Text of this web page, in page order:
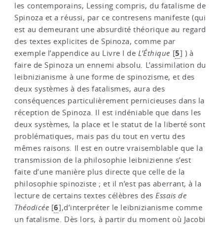
les contemporains, Lessing compris, du fatalisme de
Spinoza et a réussi, par ce contresens manifeste (qui
est au demeurant une absurdité théorique au regard
des textes explicites de Spinoza, comme par
exemple l’appendice au Livre I deL’Éthique [5] ) à
faire de Spinoza un ennemi absolu. L’assimilation du
leibnizianisme à une forme de spinozisme, et des
deux systèmes à des fatalismes, aura des
conséquences particulièrement pernicieuses dans la
réception de Spinoza. Il est indéniable que dans les
deux systèmes, la place et le statut de la liberté sont
problématiques, mais pas du tout en vertu des
mêmes raisons. Il est en outre vraisemblable que la
transmission de la philosophie leibnizienne s’est
faite d’une manière plus directe que celle de la
philosophie spinoziste ; et il n’est pas aberrant, à la
lecture de certains textes célèbres desEssais de
Théodicée [6],d’interpréter le leibnizianisme comme
un fatalisme. Dès lors, à partir du moment où Jacobi